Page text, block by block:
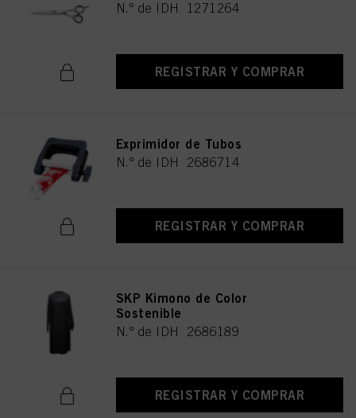
N.º de IDH 1271264
REGISTRAR Y COMPRAR
Exprimidor de Tubos
N.º de IDH 2686714
REGISTRAR Y COMPRAR
SKP Kimono de Color
Sostenible
N.º de IDH 2686189
REGISTRAR Y COMPRAR